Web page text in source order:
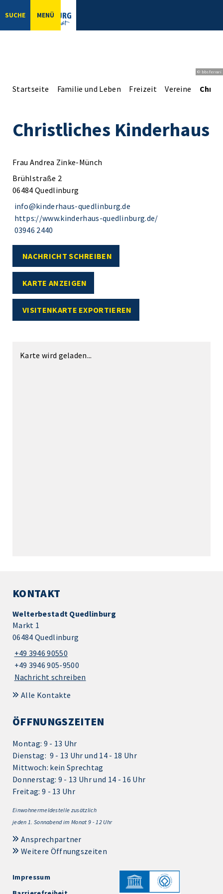
SUCHE MENÜ
© bbsferrari
Startseite Familie und Leben Freizeit Vereine
Christliches Kinderhaus
Frau Andrea Zinke-Münch
Brühlstraße 2
06484 Quedlinburg
info@kinderhaus-quedlinburg.de
https://www.kinderhaus-quedlinburg.de/
03946 2440
NACHRICHT SCHREIBEN
KARTE ANZEIGEN
VISITENKARTE EXPORTIEREN
Karte wird geladen...
KONTAKT
Welterbestadt Quedlinburg
Markt 1
06484 Quedlinburg
+49 3946 90550
+49 3946 905-9500
Nachricht schreiben
Alle Kontakte
ÖFFNUNGSZEITEN
Montag: 9 - 13 Uhr
Dienstag: 9 - 13 Uhr und 14 - 18 Uhr
Mittwoch: kein Sprechtag
Donnerstag: 9 - 13 Uhr und 14 - 16 Uhr
Freitag: 9 - 13 Uhr
Einwohnermeldestelle zusätzlich
jeden 1. Sonnabend im Monat 9 - 12 Uhr
Ansprechpartner
Weitere Öffnungszeiten
Impressum